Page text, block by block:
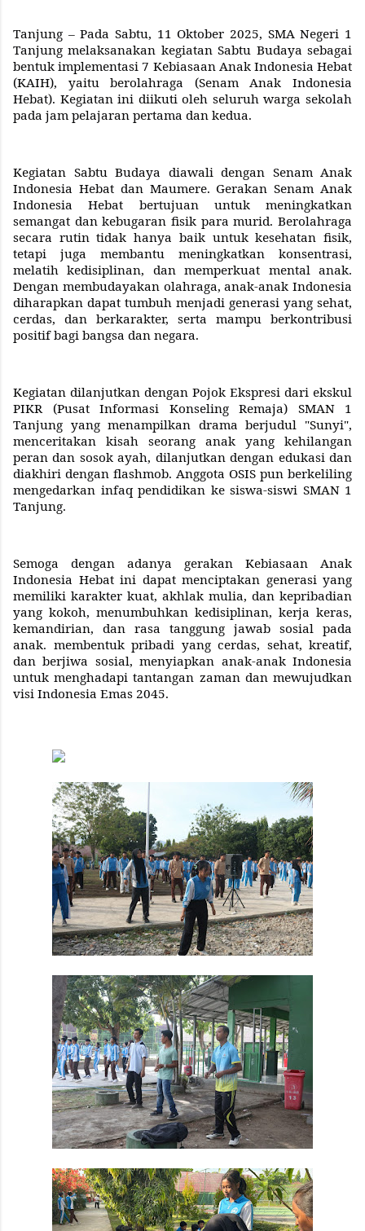
Tanjung – Pada Sabtu, 11 Oktober 2025, SMA Negeri 1
Tanjung melaksanakan kegiatan Sabtu Budaya sebagai
bentuk implementasi 7 Kebiasaan Anak Indonesia Hebat
(KAIH), yaitu berolahraga (Senam Anak Indonesia
Hebat). Kegiatan ini diikuti oleh seluruh warga sekolah
pada jam pelajaran pertama dan kedua.
Kegiatan Sabtu Budaya diawali dengan Senam Anak
Indonesia Hebat dan Maumere. Gerakan Senam Anak
Indonesia Hebat bertujuan untuk meningkatkan
semangat dan kebugaran fisik para murid. Berolahraga
secara rutin tidak hanya baik untuk kesehatan fisik,
tetapi juga membantu meningkatkan konsentrasi,
melatih kedisiplinan, dan memperkuat mental anak.
Dengan membudayakan olahraga, anak-anak Indonesia
diharapkan dapat tumbuh menjadi generasi yang sehat,
cerdas, dan berkarakter, serta mampu berkontribusi
positif bagi bangsa dan negara.
Kegiatan dilanjutkan dengan Pojok Ekspresi dari ekskul
PIKR (Pusat Informasi Konseling Remaja) SMAN 1
Tanjung yang menampilkan drama berjudul "Sunyi",
menceritakan kisah seorang anak yang kehilangan
peran dan sosok ayah, dilanjutkan dengan edukasi dan
diakhiri dengan flashmob. Anggota OSIS pun berkeliling
mengedarkan infaq pendidikan ke siswa-siswi SMAN 1
Tanjung.
Semoga dengan adanya gerakan Kebiasaan Anak
Indonesia Hebat ini dapat menciptakan generasi yang
memiliki karakter kuat, akhlak mulia, dan kepribadian
yang kokoh, menumbuhkan kedisiplinan, kerja keras,
kemandirian, dan rasa tanggung jawab sosial pada
anak. membentuk pribadi yang cerdas, sehat, kreatif,
dan berjiwa sosial, menyiapkan anak-anak Indonesia
untuk menghadapi tantangan zaman dan mewujudkan
visi Indonesia Emas 2045.